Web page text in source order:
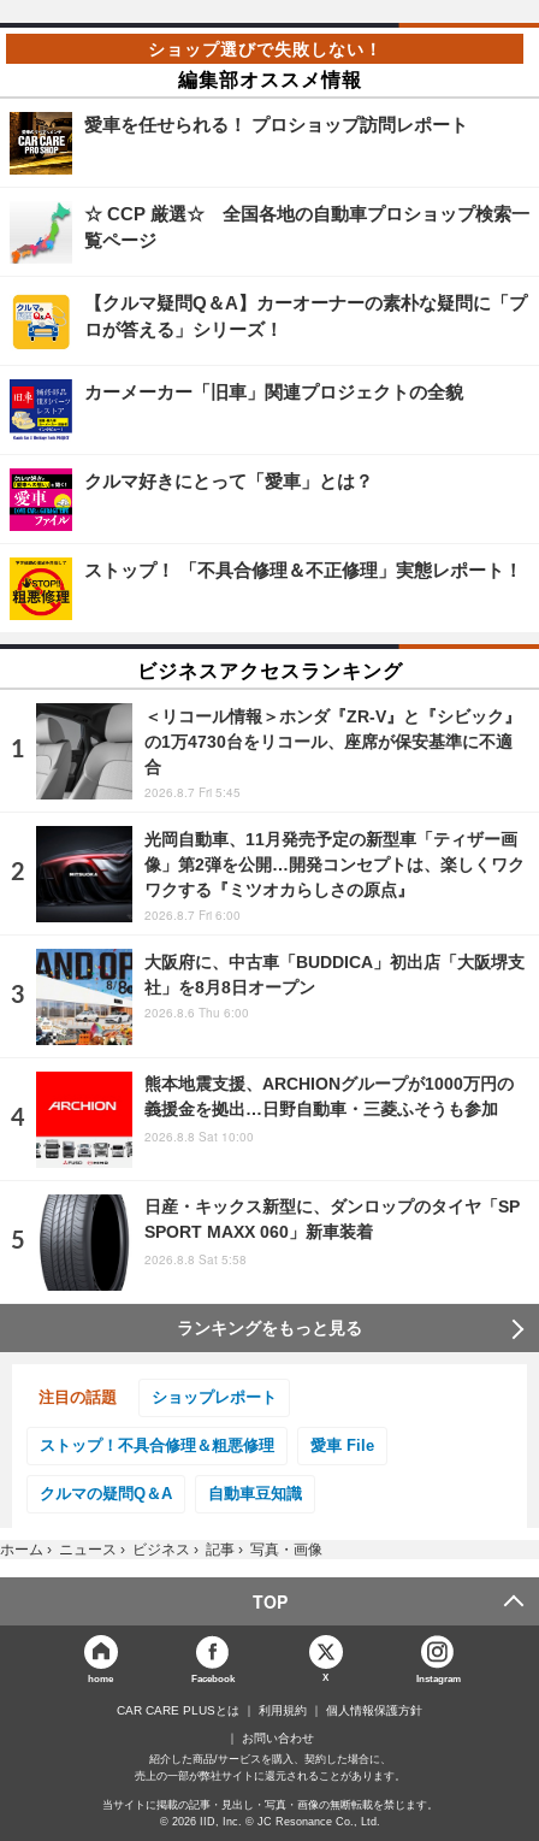
編集部オススメ情報
愛車を任せられる！ プロショップ訪問レポート
☆ CCP 厳選☆ 全国各地の自動車プロショップ検索一
覧ページ
【クルマ疑問Q＆A】カーオーナーの素朴な疑問に「プ
ロが答える」シリーズ！
カーメーカー「旧車」関連プロジェクトの全貌
クルマ好きにとって「愛車」とは？
ストップ！ 「不具合修理＆不正修理」実態レポート！
ビジネスアクセスランキング
＜リコール情報＞ホンダ『ZR-V』と『シビック』
の1万4730台をリコール、座席が保安基準に不適
合
2026.8.7 Fri 5:45
光岡自動車、11月発売予定の新型車「ティザー画
像」第2弾を公開…開発コンセプトは、楽しくワク
ワクする『ミツオカらしさの原点』
2026.8.7 Fri 6:00
大阪府に、中古車「BUDDICA」初出店「大阪堺支
社」を8月8日オープン
2026.8.6 Thu 6:00
熊本地震支援、ARCHIONグループが1000万円の
義援金を拠出…日野自動車・三菱ふそうも参加
2026.8.8 Sat 10:00
日産・キックス新型に、ダンロップのタイヤ「SP
SPORT MAXX 060」新車装着
2026.8.8 Sat 5:58
ランキングをもっと見る
注目の話題 ショップレポート
ストップ！不具合修理＆粗悪修理 愛車 File
クルマの疑問Q＆A 自動車豆知識
ホーム › ニュース › ビジネス › 記事 › 写真・画像
TOP
home Facebook X Instagram
CAR CARE PLUSとは 利用規約 個人情報保護方針
お問い合わせ
紹介した商品/サービスを購入、契約した場合に、
売上の一部が弊社サイトに還元されることがあります。
当サイトに掲載の記事・見出し・写真・画像の無断転載を禁じます。
© 2026 IID, Inc. © JC Resonance Co., Ltd.